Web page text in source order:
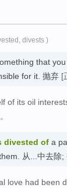
divests )
that
for it. 抛弃 [
of its oil
divested of a
从...中去除;
love had been